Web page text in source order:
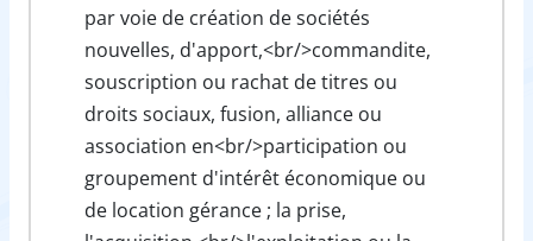
par voie de création de sociétés
nouvelles, d'apport,<br/>commandite,
souscription ou rachat de titres ou
droits sociaux, fusion, alliance ou
association en<br/>participation ou
groupement d'intérêt économique ou
de location gérance ; la prise,